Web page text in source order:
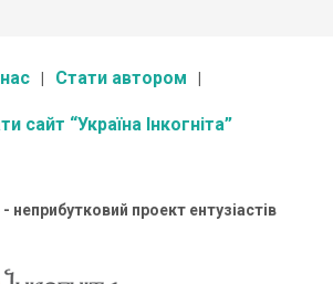
Стати автором
сайт “Україна Інкогніта”
- неприбутковий проект ентузіастів